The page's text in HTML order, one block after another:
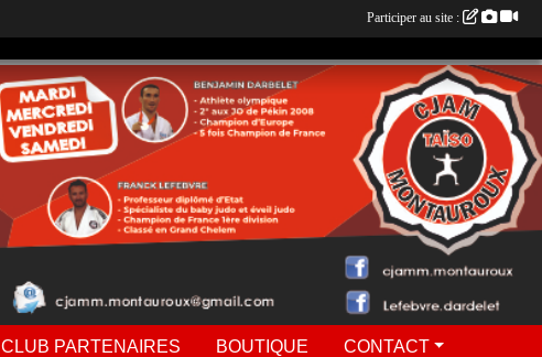
CLUB PARTENAIRES BOUTIQUE CONTACT
Participer au site :